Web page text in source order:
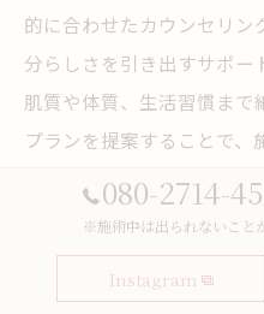
的に合わせたカウンセリン
分らしさを引き出すサポー
肌質や体質、生活習慣ま
プランを提案することで、
てた」という声が多く寄せ
このようなオーダーメイド
もつながるため、仕事や家
前向きな気持ちで過ごせる
080-2714-
※施術中は出られないこと
Instagram